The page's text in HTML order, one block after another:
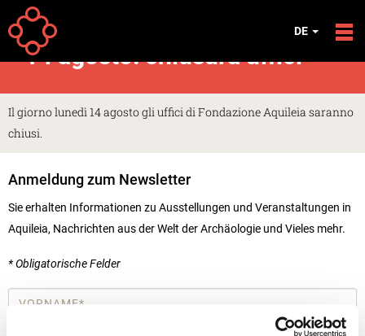
Direkt zum Inhalt
DE
Your
are
here
Startseite
14 agosto: chiusura uffici
Il giorno lunedì 14 agosto gli uffici di Fondazione Aquileia saranno
chiusi.
Anmeldung zum Newsletter
Sie erhalten Informationen zu Ausstellungen und Veranstaltungen in
Aquileia, Nachrichten aus der Welt der Archäologie und Vieles mehr.
* Obligatorische Felder
Vorname